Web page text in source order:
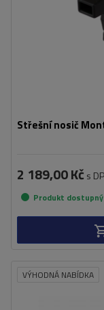
Střešní nosič
2 189,00 Kč s
Produkt
VÝHODNÁ NABÍDKA